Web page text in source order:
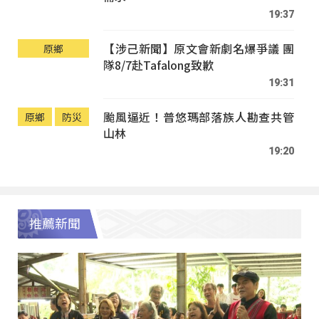
19:37
原鄉
【涉己新聞】原文會新劇名爆爭議 團
隊8/7赴Tafalong致歉
19:31
原鄉 防災
颱風逼近！普悠瑪部落族人勘查共管
山林
19:20
推薦新聞